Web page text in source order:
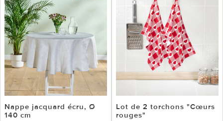
Nappe jacquard écru, Ø
140 cm
Lot de 2 torchons "Cœurs
rouges"